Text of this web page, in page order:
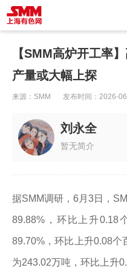
【SMM高炉开工率
产量或大幅上探
来源： SMM 发布时间： 2026-
刘永全
暂无简介
据SMM调研，6月3日，
89.88%，环比上升0.18
89.70%，环比上升0.08个
为243.02万吨，环比上升